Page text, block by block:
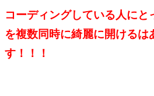
コーディングしている人にと
を複数同時に綺麗に開けるは
す！！！